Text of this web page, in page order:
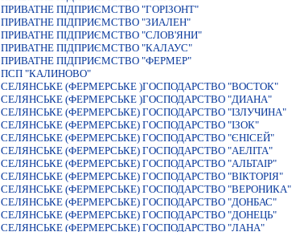
ПРИВАТНЕ ПIДПРИЄМСТВО "ГОРIЗОНТ"
ПРИВАТНЕ ПIДПРИЄМСТВО "ЗИАЛЕН"
ПРИВАТНЕ ПIДПРИЄМСТВО "СЛОВ'ЯНИ"
ПРИВАТНЕ ПІДПРИЄМСТВО "КАЛАУС"
ПРИВАТНЕ ПІДПРИЄМСТВО "ФЕРМЕР"
ПСП "КАЛИНОВО"
СЕЛЯНСЬКЕ (ФЕРМЕРСЬКЕ )ГОСПОДАРСТВО "ВОСТОК"
СЕЛЯНСЬКЕ (ФЕРМЕРСЬКЕ )ГОСПОДАРСТВО "ДИАНА"
СЕЛЯНСЬКЕ (ФЕРМЕРСЬКЕ) ГОСПОДАРСТВО "IЗЛУЧИНА"
СЕЛЯНСЬКЕ (ФЕРМЕРСЬКЕ) ГОСПОДАРСТВО "IЗОК"
СЕЛЯНСЬКЕ (ФЕРМЕРСЬКЕ) ГОСПОДАРСТВО "ЄНIСЕЙ"
СЕЛЯНСЬКЕ (ФЕРМЕРСЬКЕ) ГОСПОДАРСТВО "АЕЛIТА"
СЕЛЯНСЬКЕ (ФЕРМЕРСЬКЕ) ГОСПОДАРСТВО "АЛЬТАІР"
СЕЛЯНСЬКЕ (ФЕРМЕРСЬКЕ) ГОСПОДАРСТВО "ВIКТОРIЯ"
СЕЛЯНСЬКЕ (ФЕРМЕРСЬКЕ) ГОСПОДАРСТВО "ВЕРОНИКА"
СЕЛЯНСЬКЕ (ФЕРМЕРСЬКЕ) ГОСПОДАРСТВО "ДОНБАС"
СЕЛЯНСЬКЕ (ФЕРМЕРСЬКЕ) ГОСПОДАРСТВО "ДОНЕЦЬ"
СЕЛЯНСЬКЕ (ФЕРМЕРСЬКЕ) ГОСПОДАРСТВО "ЛАНА"